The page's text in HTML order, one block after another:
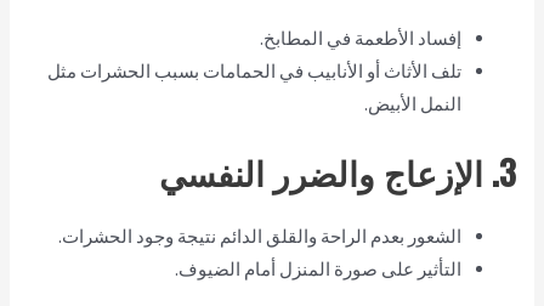
إفساد الأطعمة في المطابخ.
تلف الأثاث أو الأنابيب في الحمامات بسبب الحشرات مثل
النمل الأبيض.
3. الإزعاج والضرر النفسي
الشعور بعدم الراحة والقلق الدائم نتيجة وجود الحشرات.
التأثير على صورة المنزل أمام الضيوف.